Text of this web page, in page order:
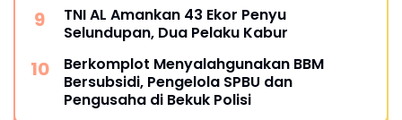
TNI AL Amankan 43 Ekor Penyu
Selundupan, Dua Pelaku Kabur
Berkomplot Menyalahgunakan BBM
Bersubsidi, Pengelola SPBU dan
Pengusaha di Bekuk Polisi